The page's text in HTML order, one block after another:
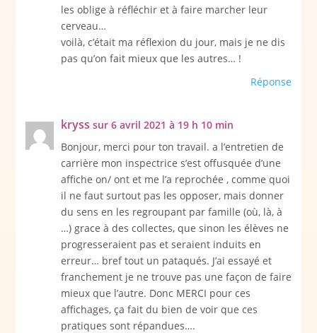
les oblige à réfléchir et à faire marcher leur
cerveau…
voilà, c’était ma réflexion du jour, mais je ne dis
pas qu’on fait mieux que les autres… !
Réponse
kryss sur 6 avril 2021 à 19 h 10 min
Bonjour, merci pour ton travail. a l’entretien de
carrière mon inspectrice s’est offusquée d’une
affiche on/ ont et me l’a reprochée , comme quoi
il ne faut surtout pas les opposer, mais donner
du sens en les regroupant par famille (où, là, à
…) grace à des collectes, que sinon les élèves ne
progresseraient pas et seraient induits en
erreur… bref tout un pataqués. J’ai essayé et
franchement je ne trouve pas une façon de faire
mieux que l’autre. Donc MERCI pour ces
affichages, ça fait du bien de voir que ces
pratiques sont répandues….